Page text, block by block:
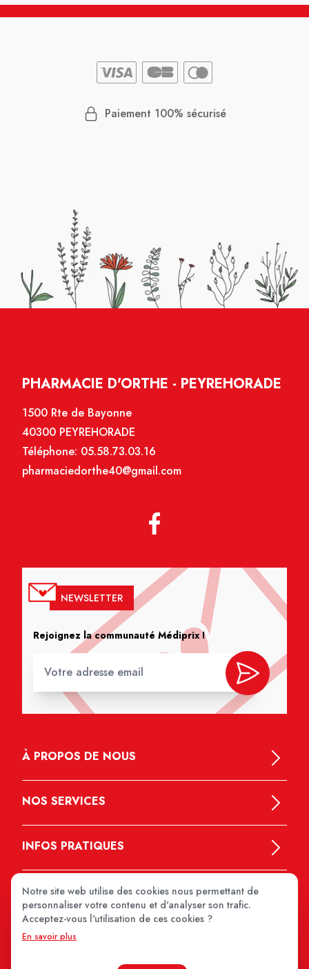
Paiement 100% sécurisé
PHARMACIE D'ORTHE - PEYREHORADE
1500 Rte de Bayonne
40300 PEYREHORADE
Téléphone: 05.58.73.03.16
pharmaciedorthe40@gmail.com
NEWSLETTER
Rejoignez la communauté Médiprix !
À PROPOS DE NOUS
NOS SERVICES
INFOS PRATIQUES
Notre site web utilise des cookies nous permettant de
personnaliser votre contenu et d'analyser son trafic.
Acceptez-vous l'utilisation de ces cookies ?
En savoir plus